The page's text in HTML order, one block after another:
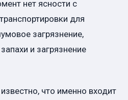
нет ясности с
для
загрязнение,
и загрязнение
что именно входит